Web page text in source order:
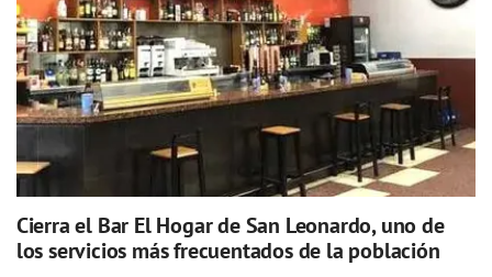
Cierra el Bar El Hogar de San Leonardo, uno de
los servicios más frecuentados de la población